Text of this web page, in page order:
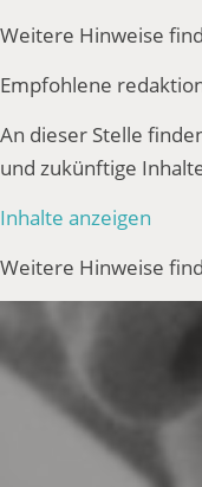
Weitere Hinweise
Empfohlene
An dieser Stelle
und zukünftige
Inhalte anzeigen
Weitere Hinweise